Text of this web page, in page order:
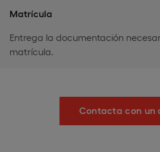
Matrícula
Entrega la documentación
matrícula.
Contacta con un